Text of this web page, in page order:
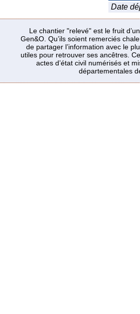
Date
Le chantier "relevé" est le fruit
Gen&O. Qu’ils soient remerciés
de partager l’information avec le
utiles pour retrouver ses ancêtres.
actes d’état civil numérisés et
départementales